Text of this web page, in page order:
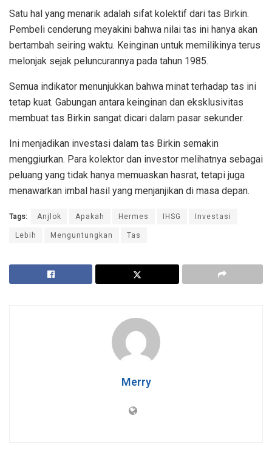
Satu hal yang menarik adalah sifat kolektif dari tas Birkin.
Pembeli cenderung meyakini bahwa nilai tas ini hanya akan
bertambah seiring waktu. Keinginan untuk memilikinya terus
melonjak sejak peluncurannya pada tahun 1985.
Semua indikator menunjukkan bahwa minat terhadap tas ini
tetap kuat. Gabungan antara keinginan dan eksklusivitas
membuat tas Birkin sangat dicari dalam pasar sekunder.
Ini menjadikan investasi dalam tas Birkin semakin
menggiurkan. Para kolektor dan investor melihatnya sebagai
peluang yang tidak hanya memuaskan hasrat, tetapi juga
menawarkan imbal hasil yang menjanjikan di masa depan.
Tags: Anjlok Apakah Hermes IHSG
Investasi
Lebih
Menguntungkan Tas
Merry